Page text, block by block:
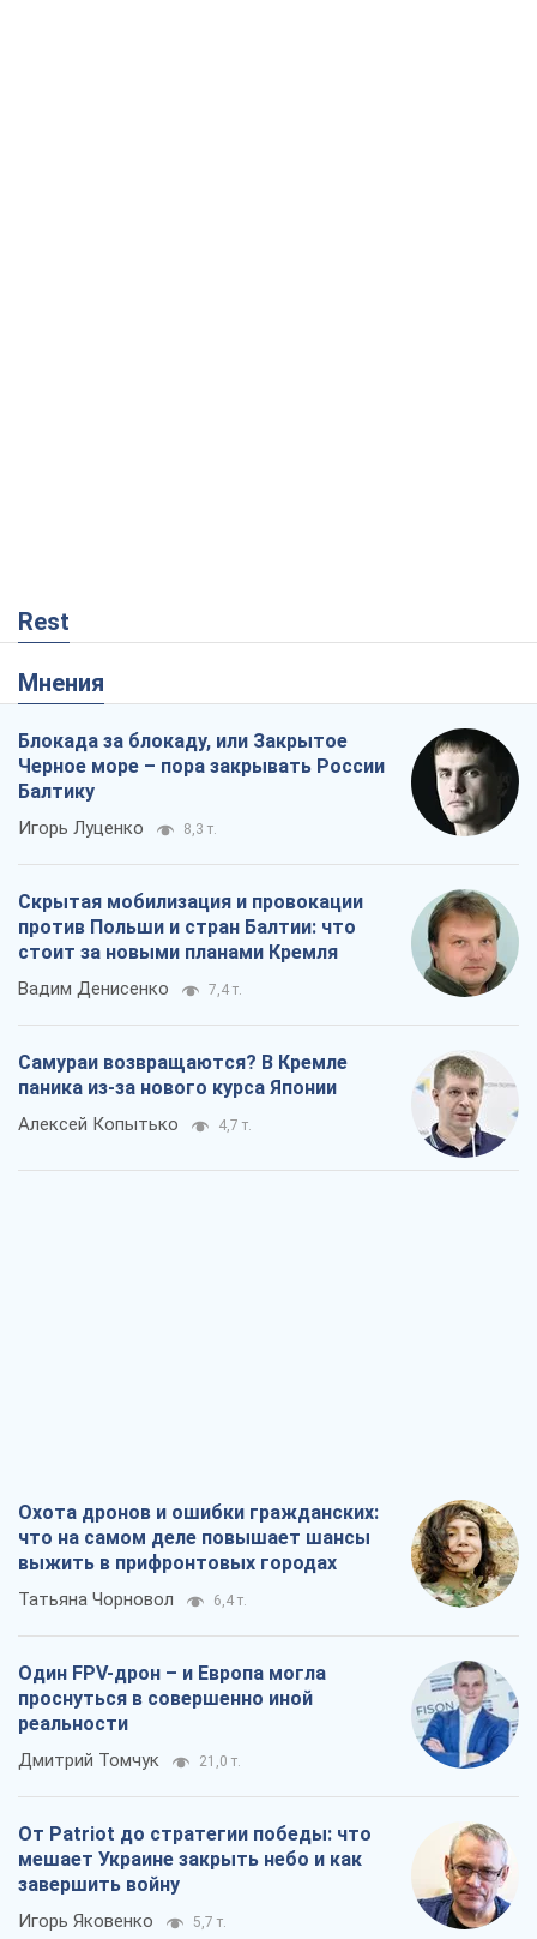
Rest
Мнения
Блокада за блокаду, или Закрытое
Черное море – пора закрывать России
Балтику
Игорь Луценко 8,3 т.
Скрытая мобилизация и провокации
против Польши и стран Балтии: что
стоит за новыми планами Кремля
Вадим Денисенко 7,4 т.
Самураи возвращаются? В Кремле
паника из-за нового курса Японии
Алексей Копытько 4,7 т.
Охота дронов и ошибки гражданских:
что на самом деле повышает шансы
выжить в прифронтовых городах
Татьяна Чорновол 6,4 т.
Один FPV-дрон – и Европа могла
проснуться в совершенно иной
реальности
Дмитрий Томчук 21,0 т.
От Patriot до стратегии победы: что
мешает Украине закрыть небо и как
завершить войну
Игорь Яковенко 5,7 т.